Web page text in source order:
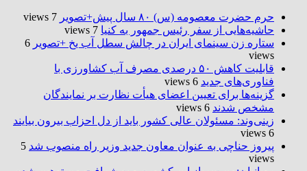
حرم حضرت‌ معصومه (س) ۸۰ سال پیش+تصویر
7 views
حاشیه‌هایی از سفر رئیس جمهور به کنیا 7 views
ستاره زن سینمای ایران در چالش سطل آب یخ +تصویر 6
views
قابلیت کاهش ۵۰ درصدی مصرف آب کشاورزی با
فناوری‌های جدید 6 views
گزینه‌ها برای تعیین اعضای هیأت نظارت بر نمایندگان
مشخص شدند 6 views
زینی‌وند: مسئولان عالی کشور باید از دل احزاب بیرون بیایند
6 views
پیروز حناچی به عنوان معاون جدید وزیر راه منصوب شد 5
views